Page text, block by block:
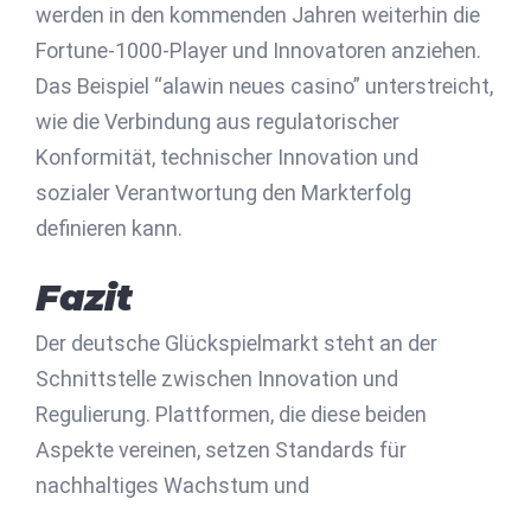
werden in den kommenden Jahren weiterhin die
Fortune-1000-Player und Innovatoren anziehen.
Das Beispiel “alawin neues casino” unterstreicht,
wie die Verbindung aus regulatorischer
Konformität, technischer Innovation und
sozialer Verantwortung den Markterfolg
definieren kann.
Fazit
Der deutsche Glückspielmarkt steht an der
Schnittstelle zwischen Innovation und
Regulierung. Plattformen, die diese beiden
Aspekte vereinen, setzen Standards für
nachhaltiges Wachstum und